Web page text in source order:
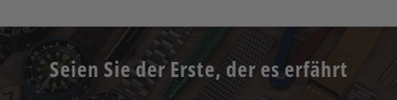
Seien Sie der Erste, der es erfährt